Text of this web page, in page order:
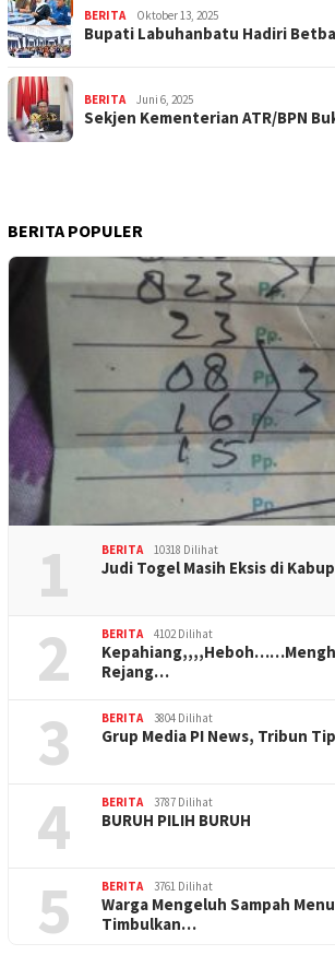
BERITA Oktober 13, 2025
Bupati Labuhanbatu Hadiri
BERITA Juni 6, 2025
Sekjen Kementerian ATR/BPN
BERITA POPULER
1 BERITA 10318 Dilihat
Judi Togel Masih Eksis di
2 BERITA 4102 Dilihat
Rejang…
3 BERITA 3804 Dilihat
Grup Media PI News, Tribun
4 BERITA 3787 Dilihat
BURUH PILIH BURUH
5 BERITA 3761 Dilihat
Warga Mengeluh Sampah
Timbulkan…